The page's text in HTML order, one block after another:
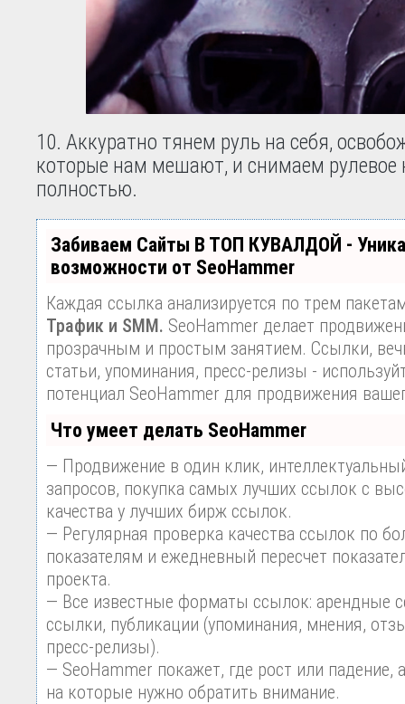
10. Аккуратно тянем руль на себя,
которые нам мешают, и снимаем рулевое
полностью.
Забиваем Сайты В ТОП КУВАЛДОЙ -
возможности от SeoHammer
Каждая ссылка анализируется по трем
Трафик и SMM. SeoHammer делает
прозрачным и простым занятием. Ссылки,
статьи, упоминания, пресс-релизы -
потенциал SeoHammer для продвижения
Что умеет делать SeoHammer
— Продвижение в один клик,
запросов, покупка самых лучших ссылок с
качества у лучших бирж ссылок.
— Регулярная проверка качества ссылок по
показателям и ежедневный пересчет
проекта.
— Все известные форматы ссылок: арендные
ссылки, публикации (упоминания, мнения,
пресс-релизы).
— SeoHammer покажет, где рост или падение,
на которые нужно обратить внимание.